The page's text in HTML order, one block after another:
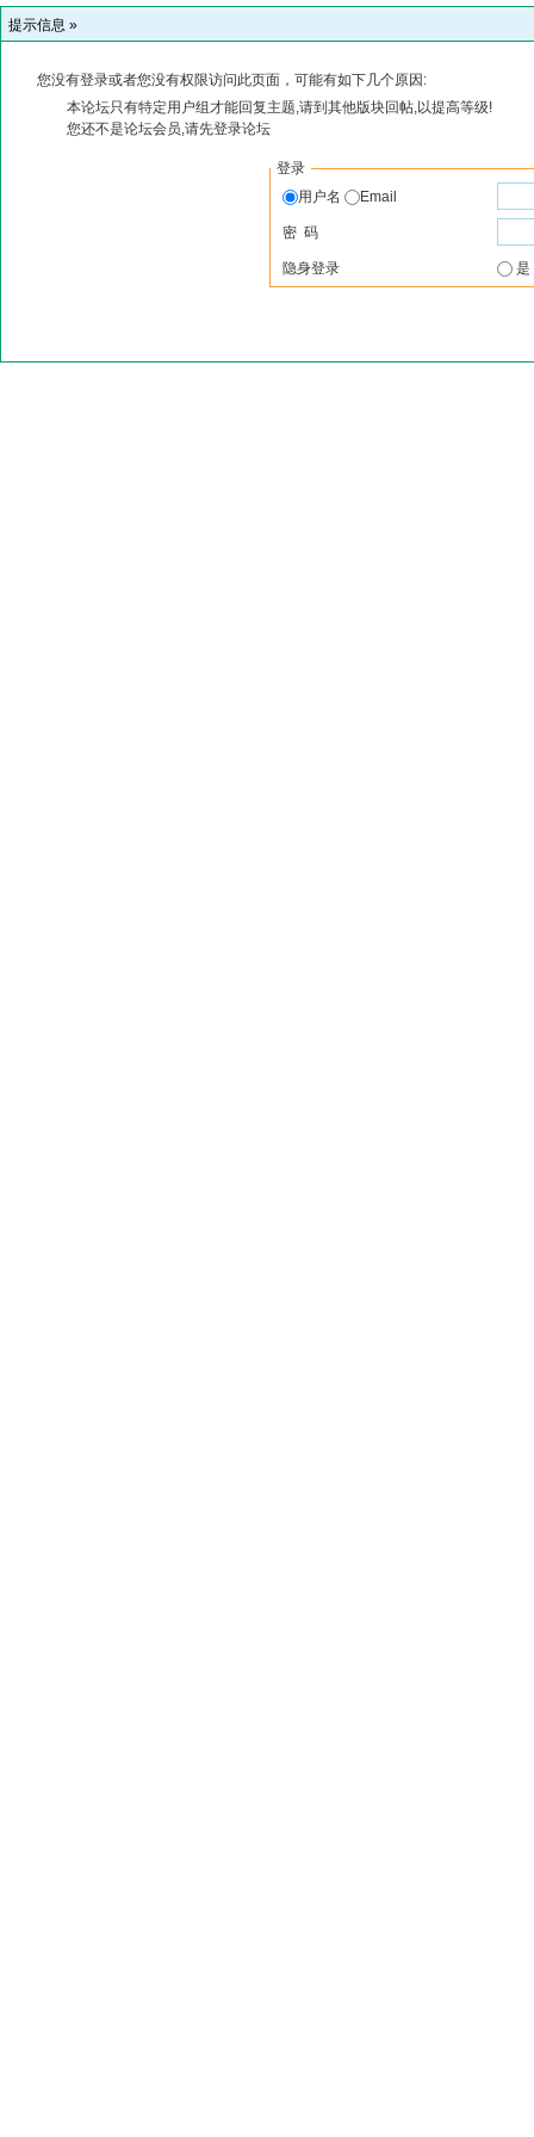
提示信息 »
您没有登录或者您没有权限访问此页面，可能有如下几个原因:
本论坛只有特定用户组才能回复主题,请到其他版块回帖,以提高等级!
您还不是论坛会员,请先登录论坛
登录
用户名
Email
密 码
隐身登录